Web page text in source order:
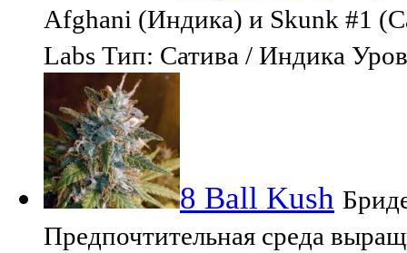
Afghani (Индика) и Skunk #1
Labs Тип: Сатива / Индика
8 Ball Kush
Предпочтительная среда